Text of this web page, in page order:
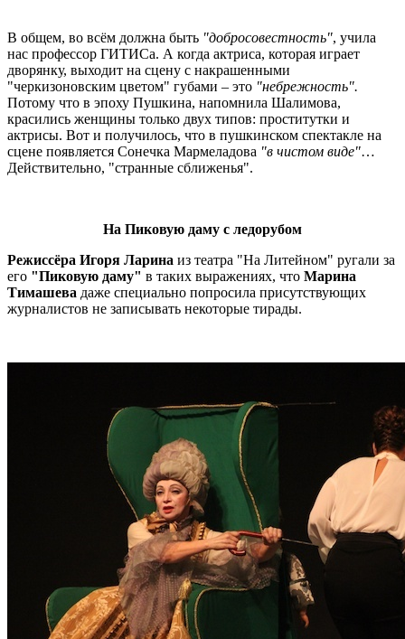
В общем, во всём должна быть "добросовестность", учила
нас профессор ГИТИСа. А когда актриса, которая играет
дворянку, выходит на сцену с накрашенными
"черкизоновским цветом" губами – это "небрежность".
Потому что в эпоху Пушкина, напомнила Шалимова,
красились женщины только двух типов: проститутки и
актрисы. Вот и получилось, что в пушкинском спектакле на
сцене появляется Сонечка Мармеладова "в чистом виде"…
Действительно, "странные сближенья".
На Пиковую даму с ледорубом
Режиссёра Игоря Ларина из театра "На Литейном" ругали за
его "Пиковую даму" в таких выражениях, что Марина
Тимашева даже специально попросила присутствующих
журналистов не записывать некоторые тирады.